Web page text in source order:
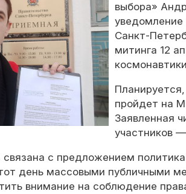
выбора»
Санкт-
митинга 12
пройдет на
Заявленная
участников
связана с предложением
день массовыми публичными
внимание на соблюдение